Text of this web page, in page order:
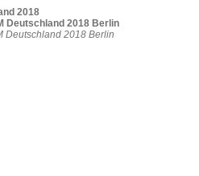
2018
Deutschland 2018 Berlin
Deutschland 2018 Berlin